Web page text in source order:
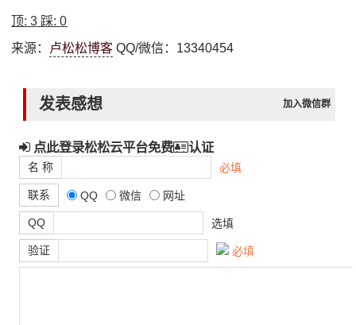
顶:3 踩:0
来源： 卢松松博客 QQ/微信：13340454
发表感想 加入微信群
点此登录松松云平台免费 认证
名 称 必填
联系 QQ 微信 网址
QQ 选填
验证 必填